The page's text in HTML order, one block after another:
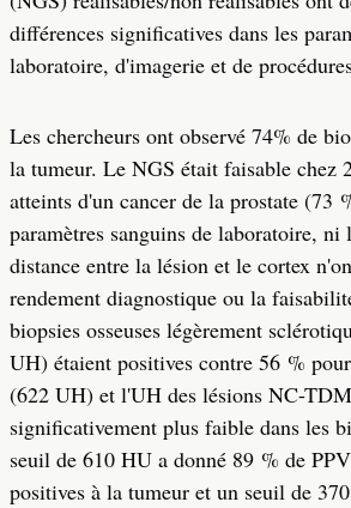
différences significatives dans les
laboratoire, d'imagerie et de
Les chercheurs ont observé 74% de
la tumeur. Le NGS était faisable chez
atteints d'un cancer de la prostate (73
paramètres sanguins de laboratoire,
distance entre la lésion et le cortex
rendement diagnostique ou la
biopsies osseuses légèrement
UH) étaient positives contre 56 %
(622 UH) et l'UH des lésions NC-
significativement plus faible dans les
seuil de 610 HU a donné 89 % de
positives à la tumeur et un seuil de